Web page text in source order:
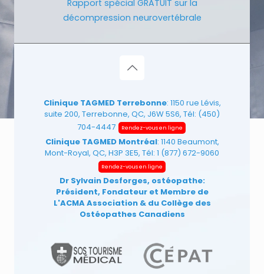
Rapport spécial GRATUIT sur la
décompression neurovertébrale
Clinique TAGMED Terrebonne: 1150 rue Lévis,
suite 200, Terrebonne, QC, J6W 5S6, Tél: (450)
704-4447
Rendez-vous en ligne
Clinique TAGMED Montréal: 1140 Beaumont,
Mont-Royal, QC, H3P 3E5, Tél: 1 (877) 672-9060
Rendez-vous en ligne
Dr Sylvain Desforges, ostéopathe:
Président, Fondateur et Membre de
L'ACMA Association & du Collège des
Ostéopathes Canadiens